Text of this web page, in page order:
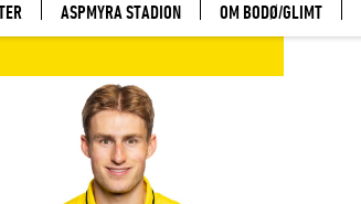
ASPMYRA STADION OM BODØ/GLIMT